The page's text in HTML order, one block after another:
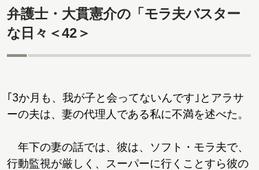
弁護士・大貫憲介の「モラ夫バスター
な日々＜42＞
｢3か月も、我が子と会ってないんです｣とアラサ
ーの夫は、妻の代理人である私に不満を述べた。
年下の妻の話では、彼は、ソフト・モラ夫で、
行動監視が厳しく、スーパーに行くことすら彼の